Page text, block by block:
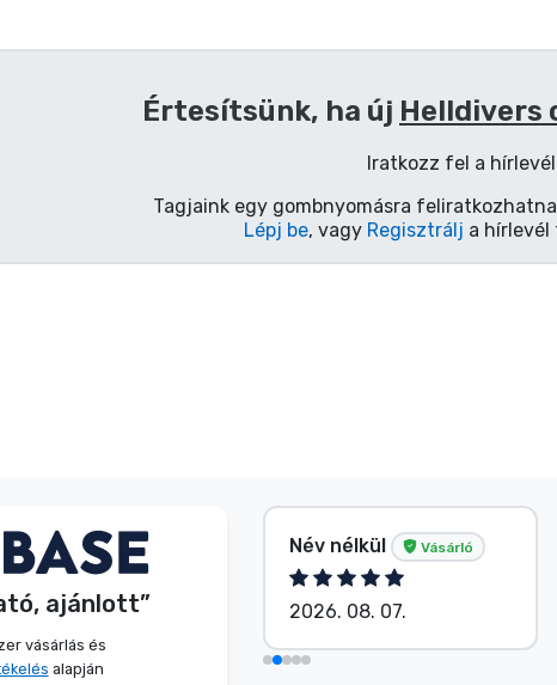
Értesítsünk, ha új Helldivers
Iratkozz fel a
Tagjaink egy gombnyomásra
Lépj be, vagy Regisztrálj a hírlevél
ajánlott”
vásárlás és
alapján
Név nélkül Vásárló
08. 07.
Név nélkül Vásárló
2026. 08. 07.